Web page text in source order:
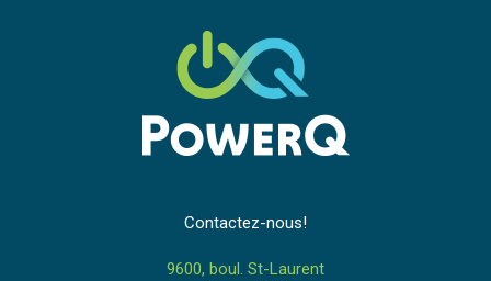
Contactez-nous!
9600, boul. St-Laurent